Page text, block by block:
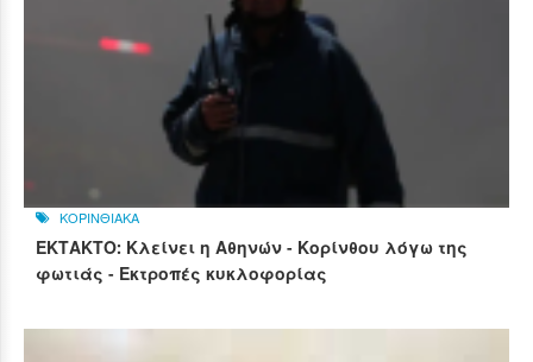
ΚΟΡΙΝΘΙΑΚΑ
ΕΚΤΑΚΤΟ: Κλείνει η Αθηνών - Κορίνθου λόγω της
φωτιάς - Εκτροπές κυκλοφορίας